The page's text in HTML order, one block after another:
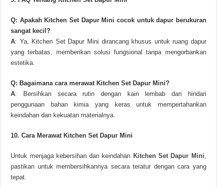
Q: Apakah Kitchen Set Dapur Mini cocok untuk dapur berukuran
sangat kecil?
A: Ya, Kitchen Set Dapur Mini dirancang khusus untuk ruang dapur
yang terbatas, memberikan solusi fungsional tanpa mengorbankan
estetika.
Q: Bagaimana cara merawat Kitchen Set Dapur Mini?
A: Bersihkan secara rutin dengan kain lembab dan hindari
penggunaan bahan kimia yang keras untuk mempertahankan
keindahan dan kekuatan materialnya.
10. Cara Merawat Kitchen Set Dapur Mini
Untuk menjaga kebersihan dan keindahan Kitchen Set Dapur Mini,
pastikan untuk membersihkannya secara teratur dengan cara yang
tepat.